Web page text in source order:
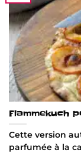
Flammekuch
Cette version
parfumée à la